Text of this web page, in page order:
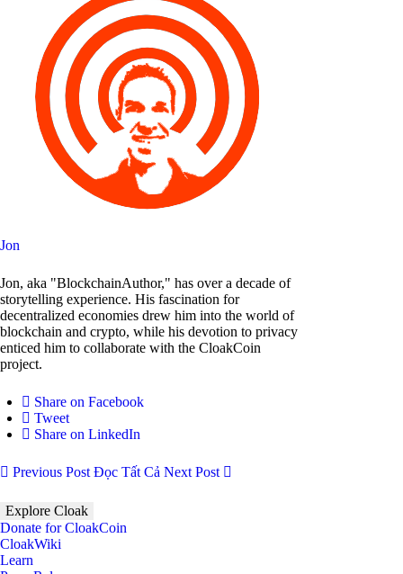
Jon
Jon, aka "BlockchainAuthor," has over a decade of
storytelling experience. His fascination for
decentralized economies drew him into the world of
blockchain and crypto, while his devotion to privacy
enticed him to collaborate with the CloakCoin
project.
Share on Facebook
Tweet
Share on LinkedIn
Previous Post Đọc Tất Cả Next Post
Explore Cloak
Donate for CloakCoin
CloakWiki
Learn